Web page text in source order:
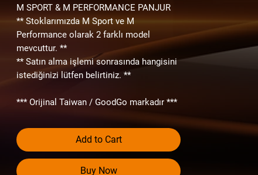
M SPORT & M PERFORMANCE PANJUR
** Stoklarımızda M Sport ve M
Performance olarak 2 farklı model
mevcuttur. **
** Satın alma işlemi sonrasında hangisini
istediğinizi lütfen belirtiniz. **
*** Orijinal Taiwan / GoodGo markadır ***
diğer parçalar üzerinde görebilirsiniz.
Lütfen “ Çin malı mı ? “ diye sormayınız.
Taiwan diyip Çin malı satan firmalardan
değiliz.
Add to Cart
Buy Now